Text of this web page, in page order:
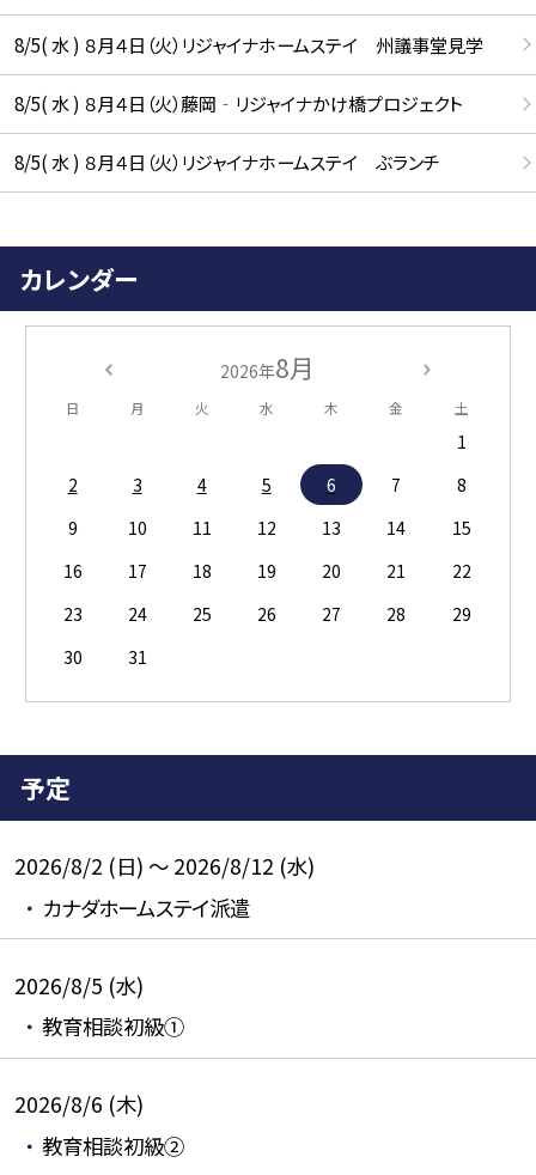
8/5( 水 ) ８月４日（火）リジャイナホームステイ 州議事堂見学
8/5( 水 ) ８月４日（火）藤岡‐リジャイナかけ橋プロジェクト
8/5( 水 ) ８月４日（火）リジャイナホームステイ ぶランチ
カレンダー
2026年8月
日 月 火 水 木 金 土
1
2
3 4 5 6 7
8
9
10 11 12 13 14
15
16
17 18 19 20 21
22
23
24 25 26 27 28
29
30
31
予定
2026/8/2 (日) ～ 2026/8/12 (水)
カナダホームステイ派遣
2026/8/5 (水)
教育相談初級①
2026/8/6 (木)
教育相談初級②